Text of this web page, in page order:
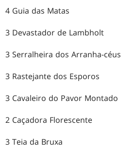
4 Guia das Matas
3 Devastador de Lambholt
3 Serralheira dos Arranha-céus
3 Rastejante dos Esporos
3 Cavaleiro do Pavor Montado
2 Caçadora Florescente
3 Teia da Bruxa